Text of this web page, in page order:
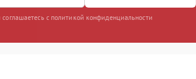
с политикой конфиденциальности